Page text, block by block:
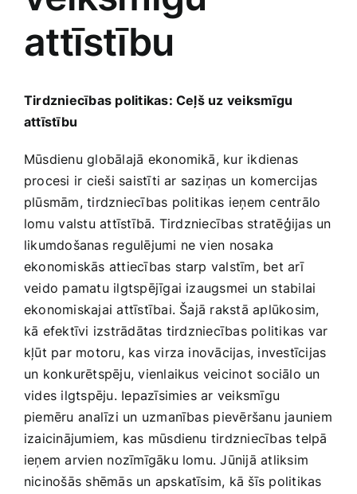
Jaunākie pārdevēji
Grāmatas
Gudrā māja
Mājai un remontam
Mājražotājiem
Mājsaimniecības preces
Mēbeles un interjers
Medicīnas preces
Mobilie telefoni, planšetdatori
Pakalpojumi
attīstību
Tirdzniecības​ politikas: Ceļš uz veiksmīgu
attīstību
Mūsdienu globālajā ekonomikā, kur ikdienas
procesi ir cieši saistīti ar saziņas un ⁣komercijas
‍plūsmām, tirdzniecības politikas ieņem centrālo
lomu ⁢valstu attīstībā. Tirdzniecības stratēģijas un
likumdošanas regulējumi ne vien nosaka
ekonomiskās attiecības ‌starp valstīm, bet arī
veido pamatu ilgtspējīgai izaugsmei un stabilai
ekonomiskajai attīstībai. Šajā rakstā aplūkosim,
kā efektīvi izstrādātas tirdzniecības politikas var
kļūt par motoru, kas virza inovācijas, investīcijas
un konkurētspēju, vienlaikus veicinot sociālo un
vides​ ilgtspēju. Iepazīsimies ar veiksmīgu
piemēru⁢ analīzi un uzmanības⁤ pievēršanu jauniem
izaicinājumiem, kas ‍mūsdienu tirdzniecības telpā
ieņem arvien⁢ nozīmīgāku lomu. Jūnijā atliksim
nicinošās shēmās un apskatīsim, kā šīs politikas